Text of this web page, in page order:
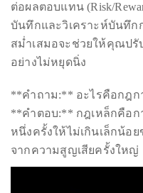
a
few.
MORE
Contact
Us
ต่อผลตอบแทน (Risk/
บันทึกและวิเคราะห์บันทึกก
สม่ำเสมอจะช่วยให้คุณปรั
อย่างไม่หยุดนิ่ง
**คำถาม:** อะไรคือกฎก
**คำตอบ:** กฎเหล็กคือก
หนึ่งครั้งให้ไม่เกินเล็กน้อ
จากความสูญเสียครั้งใหญ่